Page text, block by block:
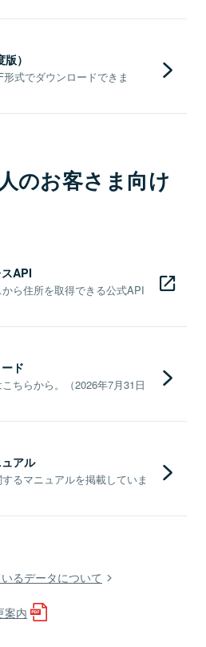
）
式でダウンロードできま
のお客さま向け
API
ら住所を取得できる公式API
ド
ちらから。（2026年7月31日
アル
るマニュアルを掲載していま
るデータについて
案内